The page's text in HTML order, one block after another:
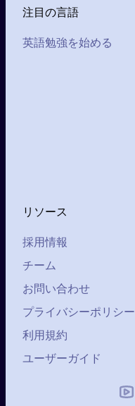
注目の言語
英語勉強を始める
リソース
採用情報
チーム
お問い合わせ
プライバシーポリシー
利用規約
ユーザーガイド